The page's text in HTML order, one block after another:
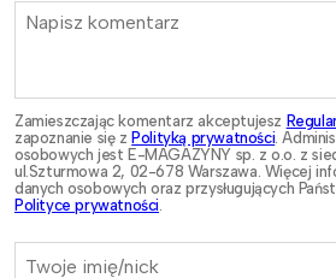
Zamieszczając komentarz akceptujesz
zapoznanie się zPolityką prywatności .
osobowych jest E-MAGAZYNY sp. z o.o. z
ul.Szturmowa 2, 02-678 Warszawa. Więcej
danych osobowych oraz przysługujących
Polityce prywatności